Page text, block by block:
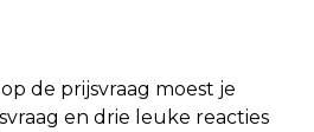
de prijsvraag moest je
en drie leuke reacties